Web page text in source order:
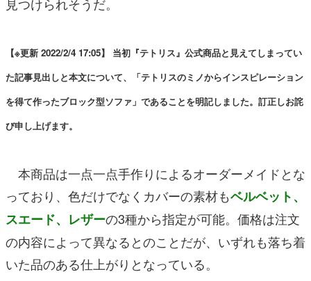
【※更新 2022/2/4 17:05】 当初『テトリス』公式商品と見えてしまってい
た記事見出しと本文について、「テトリスのミノからインスピレーション
を得て作ったブロック型ソファ」であることを明記しました。訂正しお詫
び申し上げます。
本商品は一点一点手作りによるオーダーメイドとな
っており、色だけでなくカバーの素材もベルベット、
スエード、レザーの3種から指定が可能。価格は注文
の内容によって異なるとのことだが、いずれも落ち着
いた品のある仕上がりとなっている。